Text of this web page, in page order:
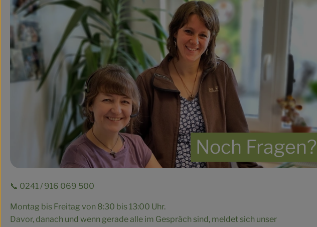
Noch Fragen?
📞 0241 / 916 069 500
Montag bis Freitag von 8:30 bis 13:00 Uhr.
Davor, danach und wenn gerade alle im Gespräch sind, meldet sich unser